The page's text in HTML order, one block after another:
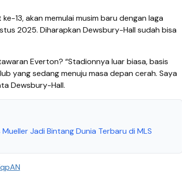
13, akan memulai musim baru dengan laga
2025. Diharapkan Dewsbury-Hall sudah bisa
Everton? “Stadionnya luar biasa, basis
yang sedang menuju masa depan cerah. Saya
Dewsbury-Hall.
Jadi Bintang Dunia Terbaru di MLS